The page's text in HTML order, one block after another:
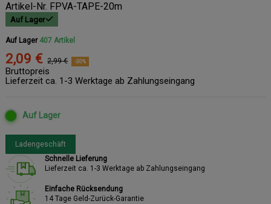
Artikel-Nr. FPVA-TAPE-20m
Auf Lager
Auf Lager 407 Artikel
2,09 € 2,99 € -30%
Bruttopreis
Lieferzeit ca. 1-3 Werktage ab Zahlungseingang
Auf Lager
Ladengeschäft
Schnelle Lieferung
Lieferzeit ca. 1-3 Werktage ab Zahlungseingang
Einfache Rücksendung
14 Tage Geld-Zurück-Garantie